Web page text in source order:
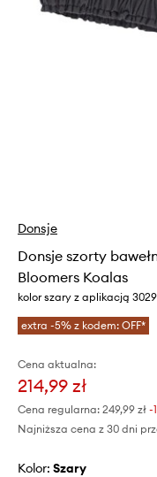
Donsje
Donsje szorty
Bloomers Koalas
kolor szary z aplikacją
extra -5% z kodem: OFF*
Cena aktualna:
214,99 zł
Cena regularna: 249,99 zł -
Najniższa cena z 30 dni
Kolor: szary